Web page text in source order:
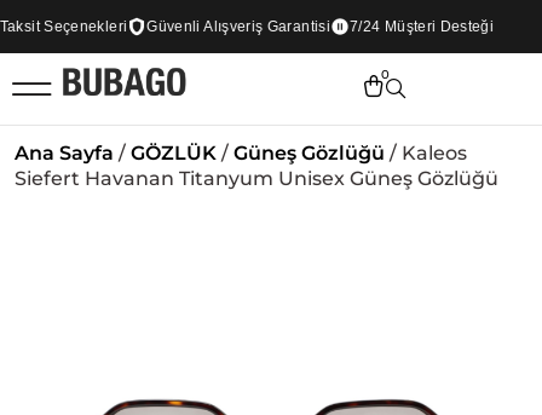
Seçenekleri Güvenli Alışveriş Garantisi 7/24 Müşteri Desteği
0
Ana Sayfa / GÖZLÜK / Güneş Gözlüğü / Kaleos
Siefert Havanan Titanyum Unisex Güneş Gözlüğü